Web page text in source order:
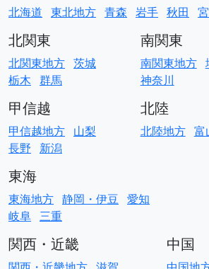
北海道 東北地方 青森 岩手 秋田
北関東
北関東地方 茨城
栃木 群馬
南関東
南関東地方
神奈川
甲信越
甲信越地方 山梨
長野
新潟
北陸
北陸地方 富
東海
東海地方 静岡・伊豆 愛知
岐阜 三重
関西・近畿 中国